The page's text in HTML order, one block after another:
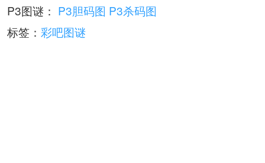
P3图谜： P3胆码图 P3杀码图
标签： 彩吧图谜